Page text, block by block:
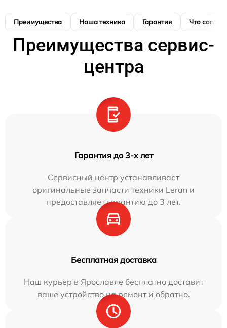
Преимущества Наша техника Гарантия Что
Преимущества сервис-
центра
Гарантия до 3-х лет
Сервисный центр устанавливает
оригинальные запчасти техники Leran и
предоставляет гарантию до 3 лет.
Бесплатная доставка
Наш курьер в Ярославле бесплатно доставит
ваше устройство на ремонт и обратно.